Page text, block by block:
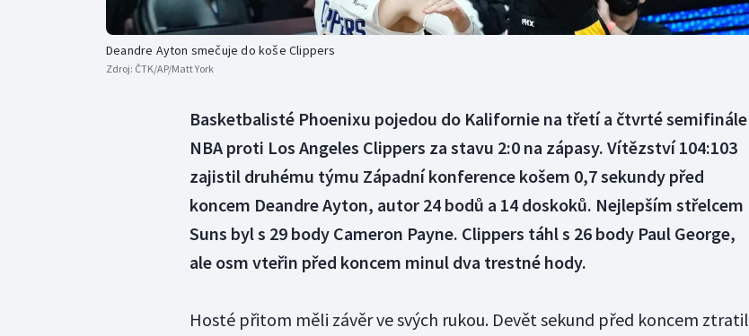
Deandre Ayton smečuje do koše Clippers
Zdroj: ČTK/AP/Matt York
Basketbalisté Phoenixu pojedou do Kalifornie na třetí a čtvrté semifinále
NBA proti Los Angeles Clippers za stavu 2:0 na zápasy. Vítězství 104:103
zajistil druhému týmu Západní konference košem 0,7 sekundy před
koncem Deandre Ayton, autor 24 bodů a 14 doskoků. Nejlepším střelcem
Suns byl s 29 body Cameron Payne. Clippers táhl s 26 body Paul George,
ale osm vteřin před koncem minul dva trestné hody.
Hosté přitom měli závěr ve svých rukou. Devět sekund před koncem ztratil